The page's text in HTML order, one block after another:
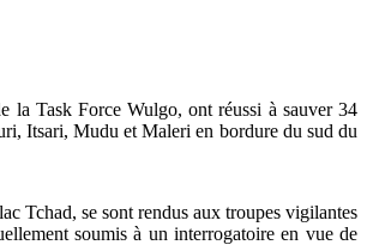
la Task Force Wulgo, ont réussi à sauver 34
Itsari, Mudu et Maleri en bordure du sud du
Tchad, se sont rendus aux troupes vigilantes
soumis à un interrogatoire en vue de